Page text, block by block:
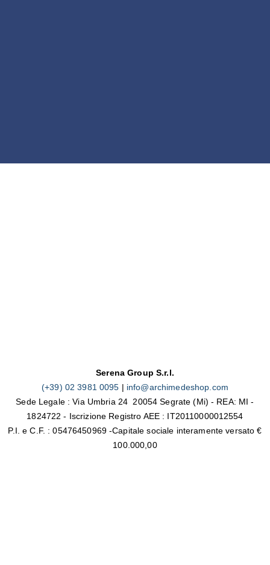
Serena Group S.r.l.
(+39) 02 3981 0095 | info@archimedeshop.com
Sede Legale : Via Umbria 24 20054 Segrate (Mi) - REA: MI -
1824722 - Iscrizione Registro AEE : IT20110000012554
P.I. e C.F. : 05476450969 -Capitale sociale interamente versato €
100.000,00